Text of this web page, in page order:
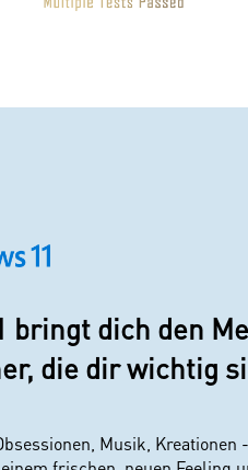
bringt dich den
die dir wichtig
Musik, Kreationen